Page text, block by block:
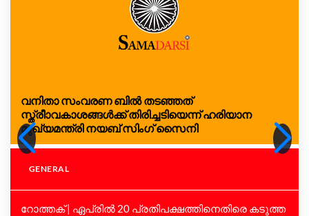
വനിതാ സംവരണ ബിൽ തടഞ്ഞത്
സ്ത്രീാവകാശങ്ങൾക്ക് തിരിച്ചടിയെന്ന് ഹരിയാന
മുഖ്യമന്ത്രി നയബ് സിംഗ് സൈനി
GENERAL
റോത്തക് | ഏപ്രിൽ 20 പ്രതിപക്ഷത്തിനെതിരെ കടുത്ത